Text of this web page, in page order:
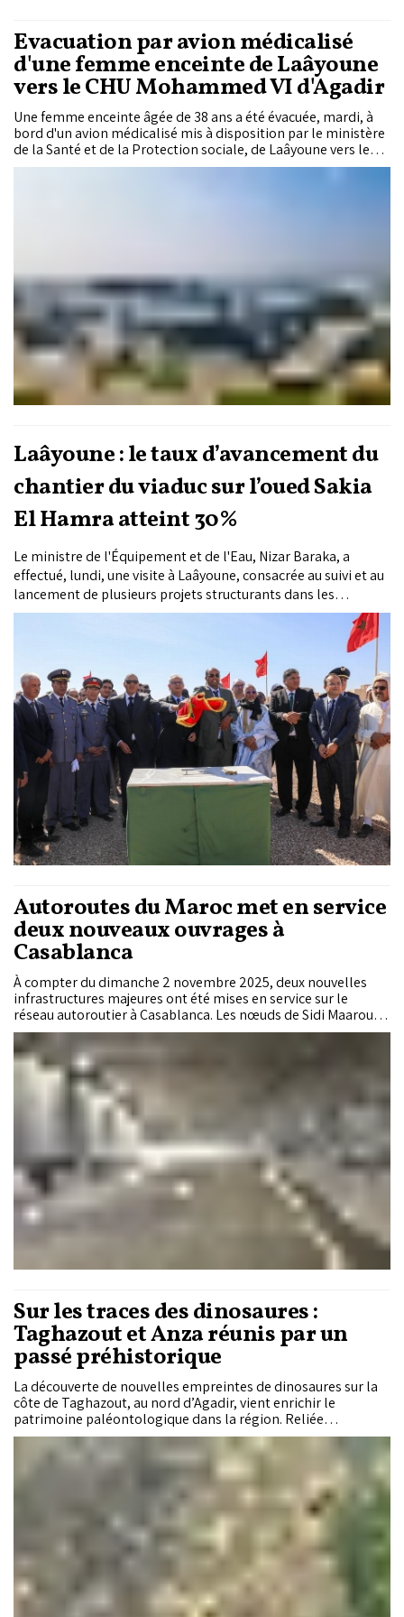
Evacuation par avion médicalisé
d'une femme enceinte de Laâyoune
vers le CHU Mohammed VI d'Agadir
Une femme enceinte âgée de 38 ans a été évacuée, mardi, à
bord d'un avion médicalisé mis à disposition par le ministère
de la Santé et de la Protection sociale, de Laâyoune vers le
Centre Hospitalier Universitaire (CHU) Mohammed VI
Laâyoune : le taux d’avancement du
chantier du viaduc sur l’oued Sakia
El Hamra atteint 30%
Le ministre de l'Équipement et de l'Eau, Nizar Baraka, a
effectué, lundi, une visite à Laâyoune, consacrée au suivi et au
lancement de plusieurs projets structurants dans les
domaines routier, hydraulique, portuaire et de la formation
technique. Le ministre s'est enquis de l'état d'avancement du
chantier de construction du viaduc sur l’oued Sakia El Hamra
qui affiche un taux de 30%.
Autoroutes du Maroc met en service
deux nouveaux ouvrages à
Casablanca
À compter du dimanche 2 novembre 2025, deux nouvelles
infrastructures majeures ont été mises en service sur le
réseau autoroutier à Casablanca. Les nœuds de Sidi Maarouf
et d’Aïn Harrouda bénéficient désormais de bretelles et
passages modernisés, destinés à fluidifier la circulation et
renforcer la sécurité des usagers.
Sur les traces des dinosaures :
Taghazout et Anza réunis par un
passé préhistorique
La découverte de nouvelles empreintes de dinosaures sur la
côte de Taghazout, au nord d’Agadir, vient enrichir le
patrimoine paléontologique dans la région. Reliée
historiquement et géologiquement au site d’Anza, cette
trouvaille ouvre une fenêtre prometteuse sur le
développement du tourisme géologique au Maroc.